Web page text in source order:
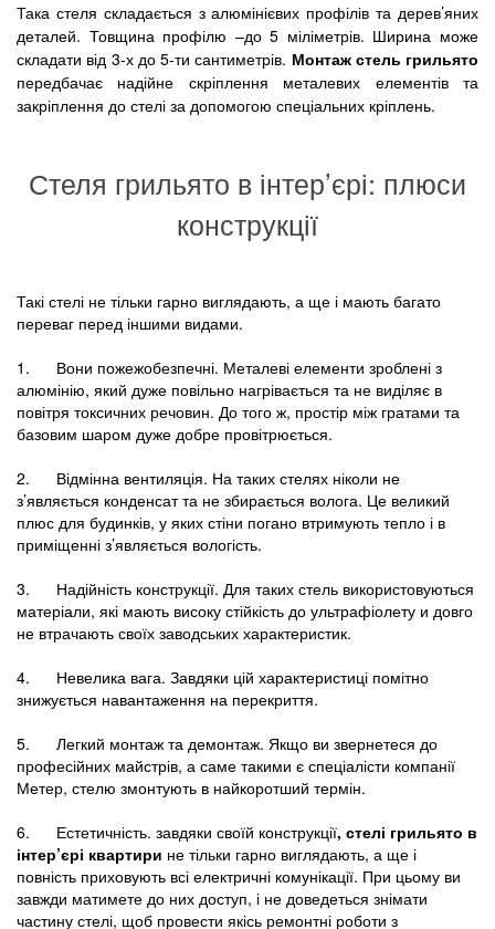
Така стеля складається з алюмінієвих профілів та дерев’яних
деталей. Товщина профілю –до 5 міліметрів. Ширина може
складати від 3-х до 5-ти сантиметрів. Монтаж стель грильято
передбачає надійне скріплення металевих елементів та
закріплення до стелі за допомогою спеціальних кріплень.
Стеля грильято в інтер’єрі: плюси
конструкції
Такі стелі не тільки гарно виглядають, а ще і мають багато
переваг перед іншими видами.
1. Вони пожежобезпечні. Металеві елементи зроблені з
алюмінію, який дуже повільно нагрівається та не виділяє в
повітря токсичних речовин. До того ж, простір між гратами та
базовим шаром дуже добре провітрюється.
2. Відмінна вентиляція. На таких стелях ніколи не
з’являється конденсат та не збирається волога. Це великий
плюс для будинків, у яких стіни погано втримують тепло і в
приміщенні з’являється вологість.
3. Надійність конструкції. Для таких стель використовуються
матеріали, які мають високу стійкість до ультрафіолету и довго
не втрачають своїх заводських характеристик.
4. Невелика вага. Завдяки цій характеристиці помітно
знижується навантаження на перекриття.
5. Легкий монтаж та демонтаж. Якщо ви звернетеся до
професійних майстрів, а саме такими є спеціалісти компанії
Метер, стелю змонтують в найкоротший термін.
6. Естетичність. завдяки своїй конструкції, стелі грильято в
інтер’єрі квартири не тільки гарно виглядають, а ще і
повність приховують всі електричні комунікації. При цьому ви
завжди матимете до них доступ, і не доведеться знімати
частину стелі, щоб провести якісь ремонтні роботи з